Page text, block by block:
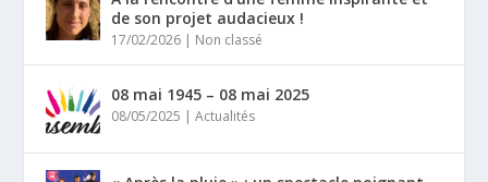
de son projet audacieux !
17/02/2026 | Non classé
08 mai 1945 – 08 mai 2025
08/05/2025 |Actualités